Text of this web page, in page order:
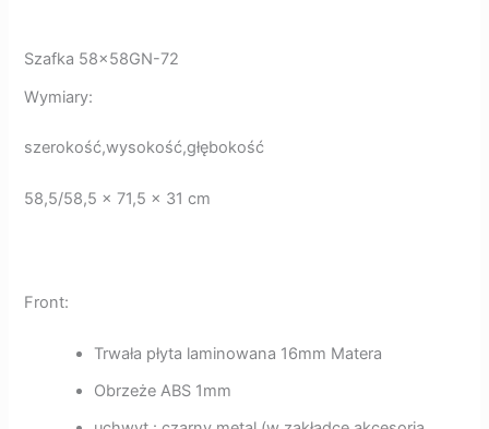
Szafka 58x58GN-72
Wymiary:
szerokość,wysokość,głębokość
58,5/58,5 x 71,5 x 31 cm
Front:
Trwała płyta laminowana 16mm Matera
Obrzeże ABS 1mm